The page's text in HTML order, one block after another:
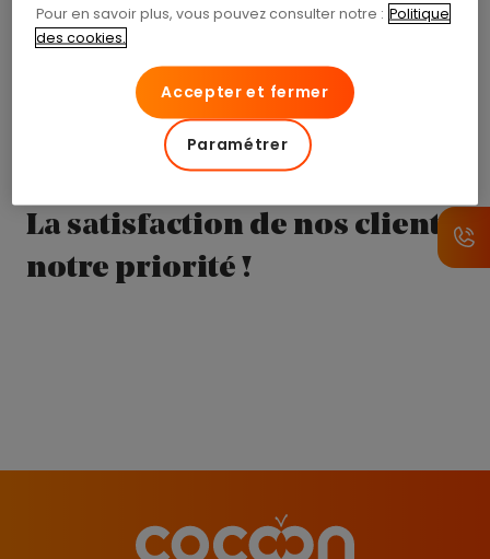
Revenir à l’accueil
La satisfaction de nos clients,
notre priorité !
Pour en savoir plus, vous pouvez consulter notre : Politique
des cookies.
Accepter et fermer
Paramétrer